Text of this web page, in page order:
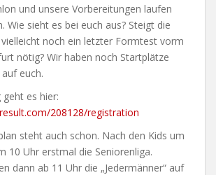
KONTRASTE
und unsere Vorbereitungen laufen
Wie sieht es bei euch aus? Steigt die
noch ein letzter Formtest vorm
nötig? Wir haben noch Startplätze
euch.
es hier:
208128/registration
steht auch schon. Nach den Kids um
10 Uhr erstmal die Seniorenliga.
dann ab 11 Uhr die „Jedermänner“ auf